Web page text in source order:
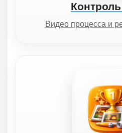
Видео процесса и